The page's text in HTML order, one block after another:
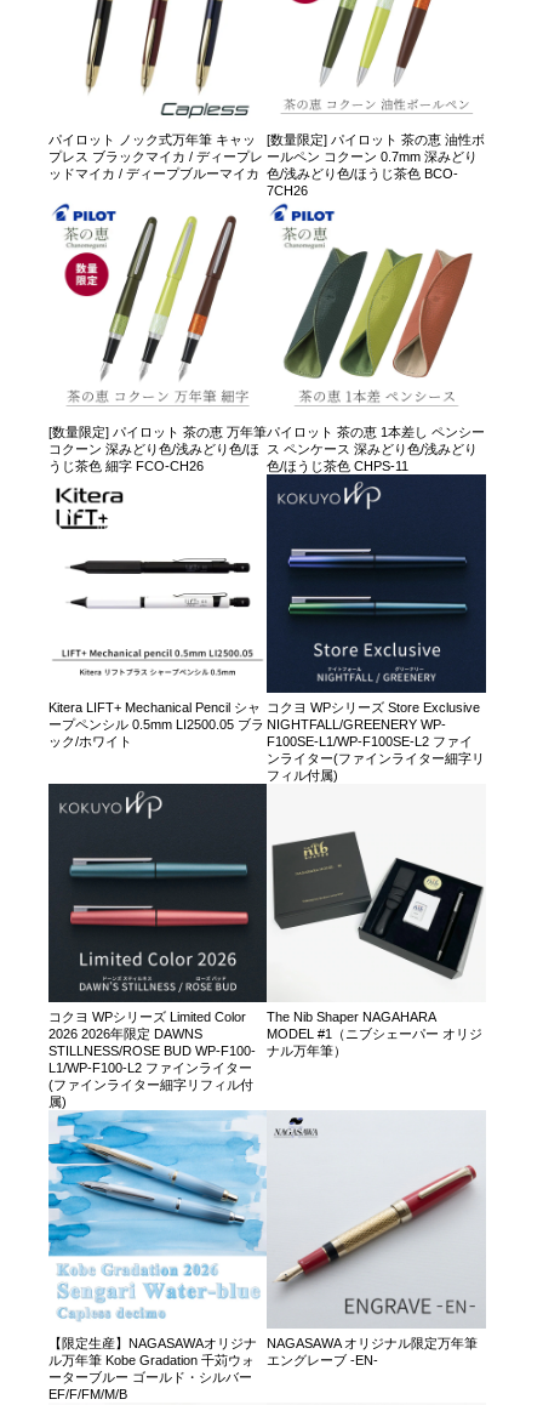
パイロット ノック式万年筆 キャッ
プレス ブラックマイカ / ディープレ
ッドマイカ / ディープブルーマイカ
[数量限定] パイロット 茶の恵 油性ボ
ールペン コクーン 0.7mm 深みどり
色/浅みどり色/ほうじ茶色 BCO-
7CH26
[数量限定] パイロット 茶の恵 万年筆
コクーン 深みどり色/浅みどり色/ほ
うじ茶色 細字 FCO-CH26
パイロット 茶の恵 1本差し ペンシー
ス ペンケース 深みどり色/浅みどり
色/ほうじ茶色 CHPS-11
Kitera LIFT+ Mechanical Pencil シャ
ープペンシル 0.5mm LI2500.05 ブラ
ック/ホワイト
コクヨ WPシリーズ Store Exclusive
NIGHTFALL/GREENERY WP-
F100SE-L1/WP-F100SE-L2 ファイ
ンライター(ファインライター細字リ
フィル付属)
コクヨ WPシリーズ Limited Color
2026 2026年限定 DAWNS
STILLNESS/ROSE BUD WP-F100-
L1/WP-F100-L2 ファインライター
(ファインライター細字リフィル付
属)
The Nib Shaper NAGAHARA
MODEL #1（ニブシェーパー オリジ
ナル万年筆）
【限定生産】NAGASAWAオリジナ
ル万年筆 Kobe Gradation 千苅ウォ
ーターブルー ゴールド・シルバー
EF/F/FM/M/B
NAGASAWA オリジナル限定万年筆
エングレーブ -EN-